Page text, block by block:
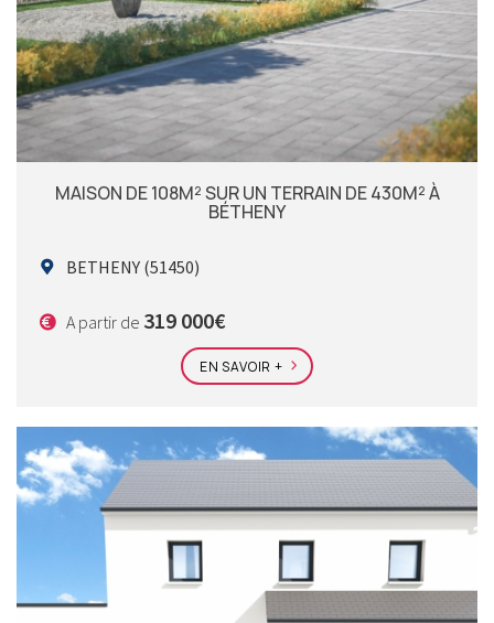
MAISON DE 108M² SUR UN TERRAIN DE 430M² À
BÉTHENY
BETHENY (51450)
A partir de 319 000€
EN SAVOIR +